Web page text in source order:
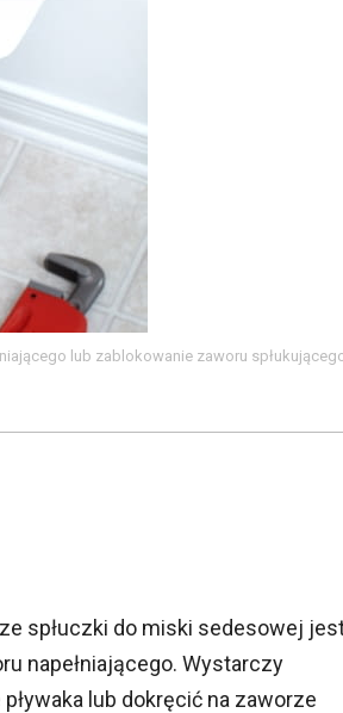
lub zablokowanie zaworu
spłuczki do miski sedesowej
napełniającego. Wystarczy
lub dokręcić na zaworze